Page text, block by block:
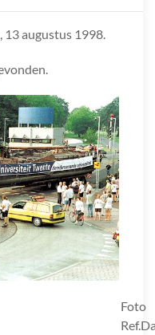
augustus 1998.
Foto